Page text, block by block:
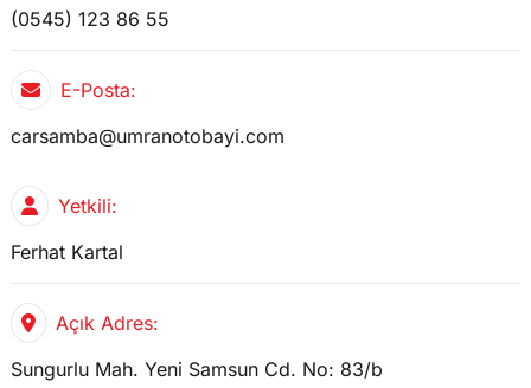
(0545) 123 86 55
E-Posta:
carsamba@umranotobayi.com
Yetkili:
Ferhat Kartal
Açık Adres:
Sungurlu Mah. Yeni Samsun Cd. No: 83/b